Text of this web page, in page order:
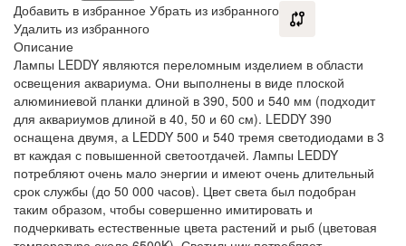
Добавить в избранное Убрать из избранного
Удалить из избранного
Описание
Лампы LEDDY являются переломным изделием в области
освещения аквариума. Они выполнены в виде плоской
алюминиевой планки длиной в 390, 500 и 540 мм (подходит
для аквариумов длиной в 40, 50 и 60 см). LEDDY 390
оснащена двумя, а LEDDY 500 и 540 тремя светодиодами в 3
вт каждая с повышенной светоотдачей. Лампы LEDDY
потребляют очень мало энергии и имеют очень длительный
срок службы (до 50 000 часов). Цвет света был подобран
таким образом, чтобы совершенно имитировать и
подчеркивать естественные цвета растений и рыб (цветовая